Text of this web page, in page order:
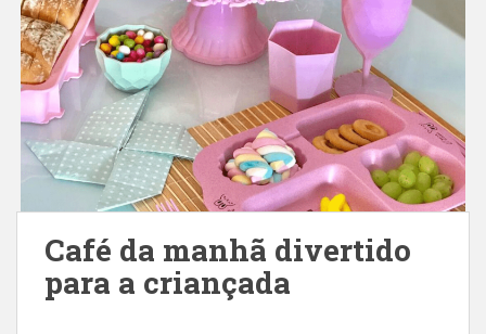
Café da manhã divertido
para a criançada